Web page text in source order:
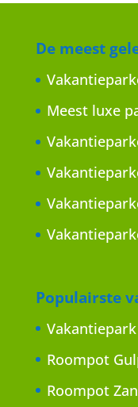
De meest
Meest luxe
Populairste
Roompot
Roompot